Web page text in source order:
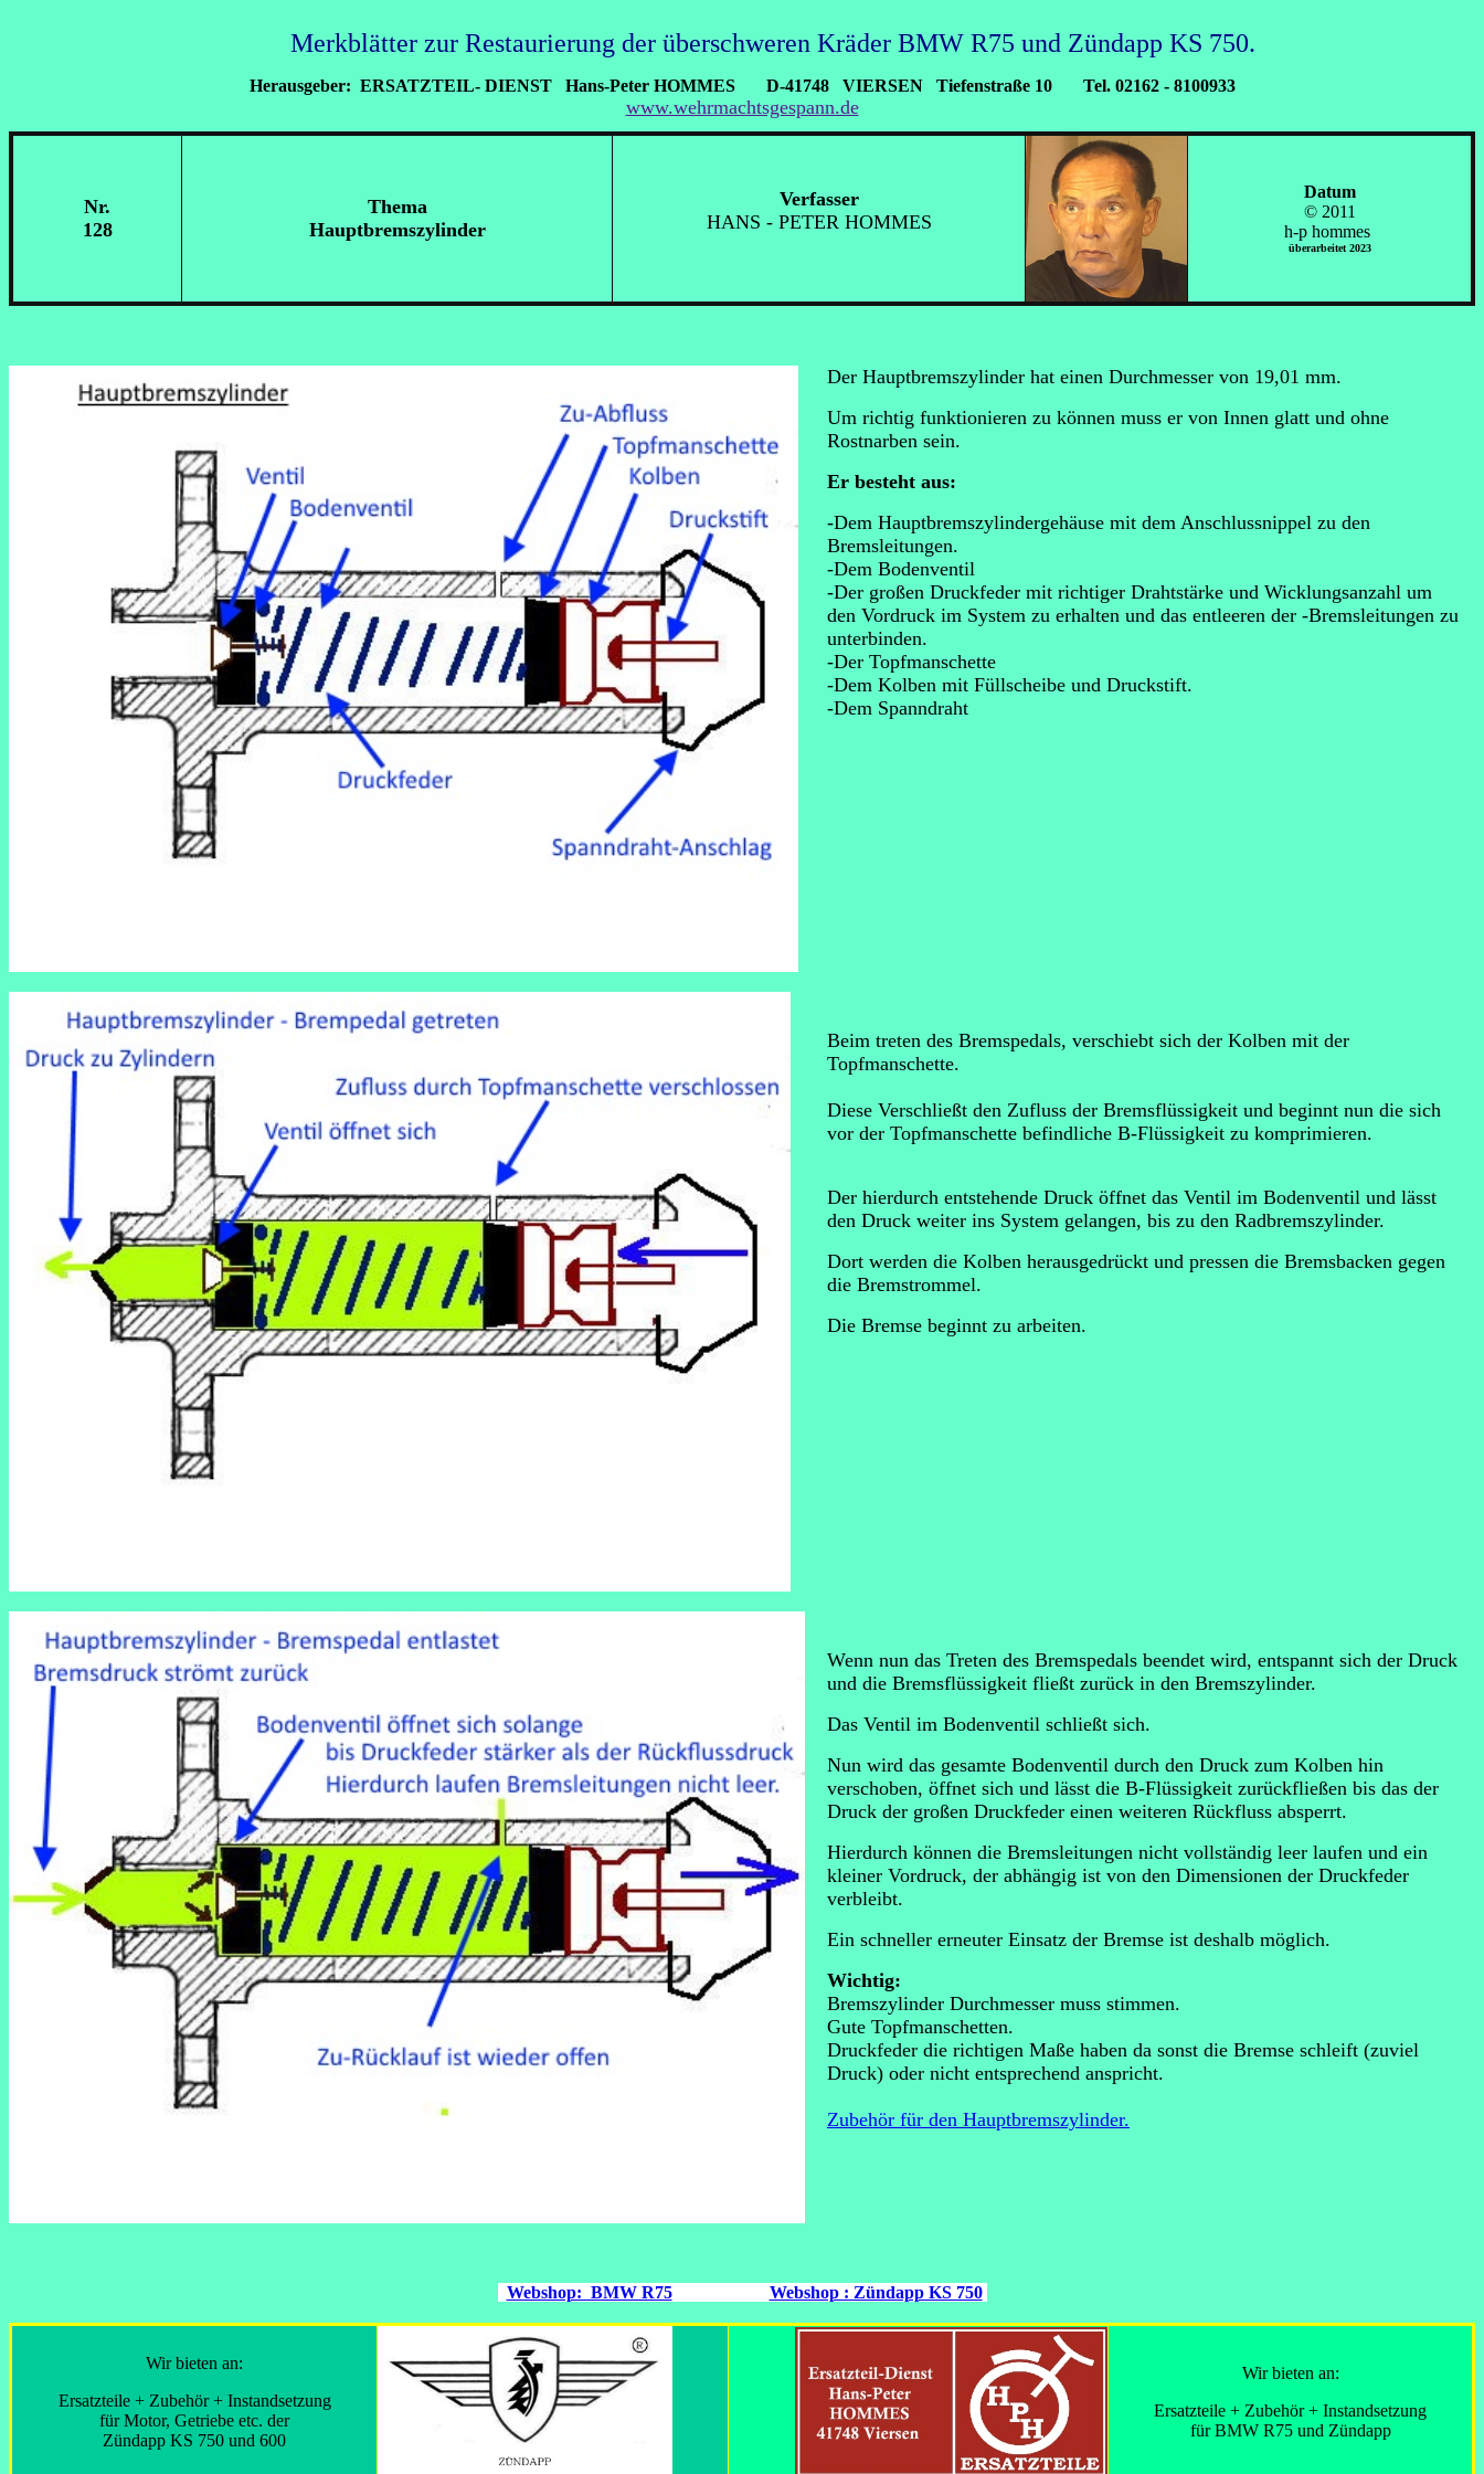
Merkblätter zur Restaurierung der überschweren Kräder BMW R75 und Zündapp KS 750.
Herausgeber: ERSATZTEIL- DIENST Hans-Peter HOMMES D-41748 VIERSEN Tiefenstraße 10 Tel. 02162 - 8100933
www.wehrmachtsgespann.de
Nr.
128
Thema
Hauptbremszylinder
Verfasser
HANS - PETER HOMMES
Datum
© 2011
h-p hommes
überarbeitet 2023
Der Hauptbremszylinder hat einen Durchmesser von 19,01 mm.
Um richtig funktionieren zu können muss er von Innen glatt und ohne
Rostnarben sein.
Er besteht aus:
-Dem Hauptbremszylindergehäuse mit dem Anschlussnippel zu den
Bremsleitungen.
-Dem Bodenventil
-Der großen Druckfeder mit richtiger Drahtstärke und Wicklungsanzahl um
den Vordruck im System zu erhalten und das entleeren der -Bremsleitungen zu
unterbinden.
-Der Topfmanschette
-Dem Kolben mit Füllscheibe und Druckstift.
-Dem Spanndraht
Beim treten des Bremspedals, verschiebt sich der Kolben mit der
Topfmanschette.
Diese Verschließt den Zufluss der Bremsflüssigkeit und beginnt nun die sich
vor der Topfmanschette befindliche B-Flüssigkeit zu komprimieren.
Der hierdurch entstehende Druck öffnet das Ventil im Bodenventil und lässt
den Druck weiter ins System gelangen, bis zu den Radbremszylinder.
Dort werden die Kolben herausgedrückt und pressen die Bremsbacken gegen
die Bremstrommel.
Die Bremse beginnt zu arbeiten.
Wenn nun das Treten des Bremspedals beendet wird, entspannt sich der Druck
und die Bremsflüssigkeit fließt zurück in den Bremszylinder.
Das Ventil im Bodenventil schließt sich.
Nun wird das gesamte Bodenventil durch den Druck zum Kolben hin
verschoben, öffnet sich und lässt die B-Flüssigkeit zurückfließen bis das der
Druck der großen Druckfeder einen weiteren Rückfluss absperrt.
Hierdurch können die Bremsleitungen nicht vollständig leer laufen und ein
kleiner Vordruck, der abhängig ist von den Dimensionen der Druckfeder
verbleibt.
Ein schneller erneuter Einsatz der Bremse ist deshalb möglich.
Wichtig:
Bremszylinder Durchmesser muss stimmen.
Gute Topfmanschetten.
Druckfeder die richtigen Maße haben da sonst die Bremse schleift (zuviel
Druck) oder nicht entsprechend anspricht.
Zubehör für den Hauptbremszylinder.
Webshop: BMW R75 Webshop : Zündapp KS 750
Wir bieten an:
Ersatzteile + Zubehör + Instandsetzung
für Motor, Getriebe etc. der
Zündapp KS 750 und 600
Wir bieten an:
Ersatzteile + Zubehör + Instandsetzung
für BMW R75 und Zündapp